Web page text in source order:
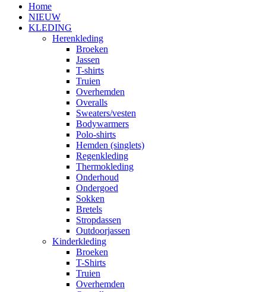
Home
NIEUW
KLEDING
Herenkleding
Broeken
Jassen
T-shirts
Truien
Overhemden
Overalls
Sweaters/vesten
Bodywarmers
Polo-shirts
Hemden (singlets)
Regenkleding
Thermokleding
Onderhoud
Ondergoed
Sokken
Bretels
Stropdassen
Outdoorjassen
Kinderkleding
Broeken
T-Shirts
Truien
Overhemden